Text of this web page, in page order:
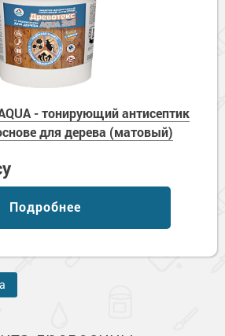
- тонирующий антисептик
для дерева (матовый)
Подробнее